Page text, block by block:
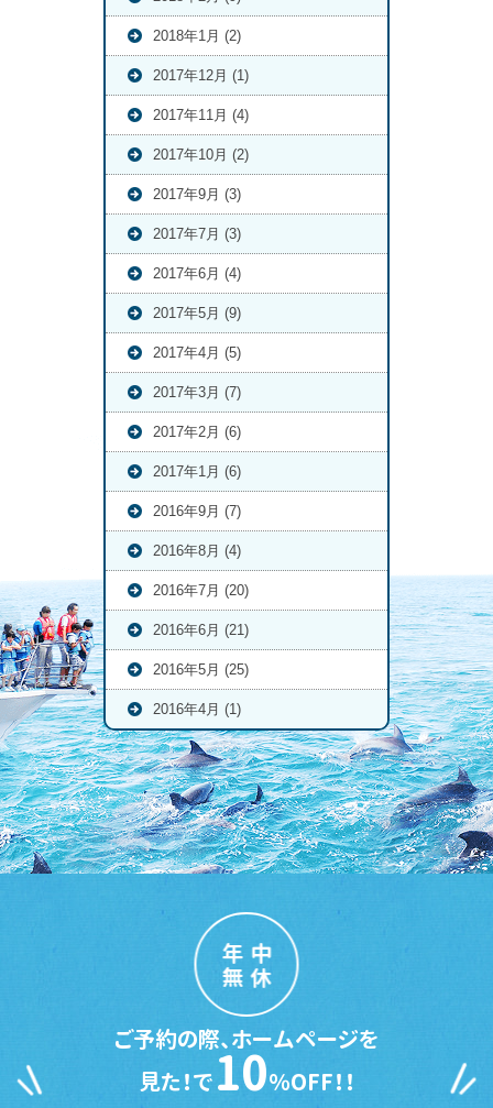
2018年1月 (2)
2017年12月 (1)
2017年11月 (4)
2017年10月 (2)
2017年9月 (3)
2017年7月 (3)
2017年6月 (4)
2017年5月 (9)
2017年4月 (5)
2017年3月 (7)
2017年2月 (6)
2017年1月 (6)
2016年9月 (7)
2016年8月 (4)
2016年7月 (20)
2016年6月 (21)
2016年5月 (25)
2016年4月 (1)
年中
無休
ご予約の際、ホームページを
見た！で10％OFF！！